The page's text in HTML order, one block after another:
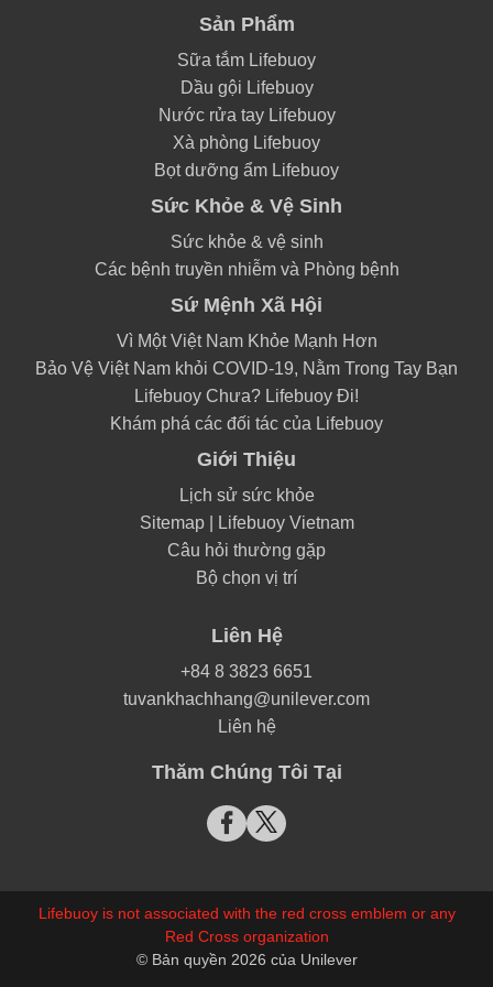
Sản Phẩm
Sữa tắm Lifebuoy
Dầu gội Lifebuoy
Nước rửa tay Lifebuoy
Xà phòng Lifebuoy
Bọt dưỡng ẩm Lifebuoy
Sức Khỏe & Vệ Sinh
Sức khỏe & vệ sinh
Các bệnh truyền nhiễm và Phòng bệnh
Sứ Mệnh Xã Hội
Vì Một Việt Nam Khỏe Mạnh Hơn
Bảo Vệ Việt Nam khỏi COVID-19, Nằm Trong Tay Bạn
Lifebuoy Chưa? Lifebuoy Đi!
Khám phá các đối tác của Lifebuoy
Giới Thiệu
Lịch sử sức khỏe
Sitemap | Lifebuoy Vietnam
Câu hỏi thường gặp
Bộ chọn vị trí
Liên Hệ
+84 8 3823 6651
tuvankhachhang@unilever.com
Liên hệ
Thăm Chúng Tôi Tại
Lifebuoy is not associated with the red cross emblem or any
Red Cross organization
© Bản quyền 2026 của Unilever